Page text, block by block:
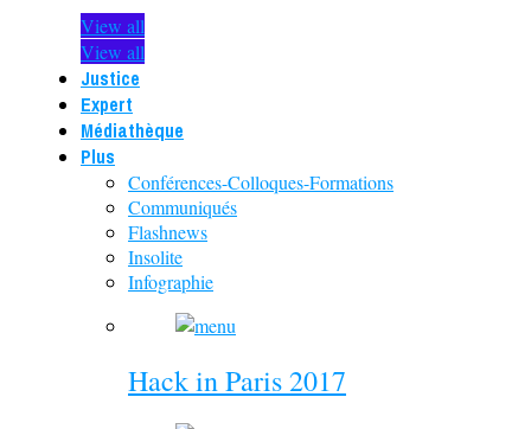
View all
View all
Justice
Expert
Médiathèque
Plus
Conférences-Colloques-Formations
Communiqués
Flashnews
Insolite
Infographie
Hack in Paris 2017